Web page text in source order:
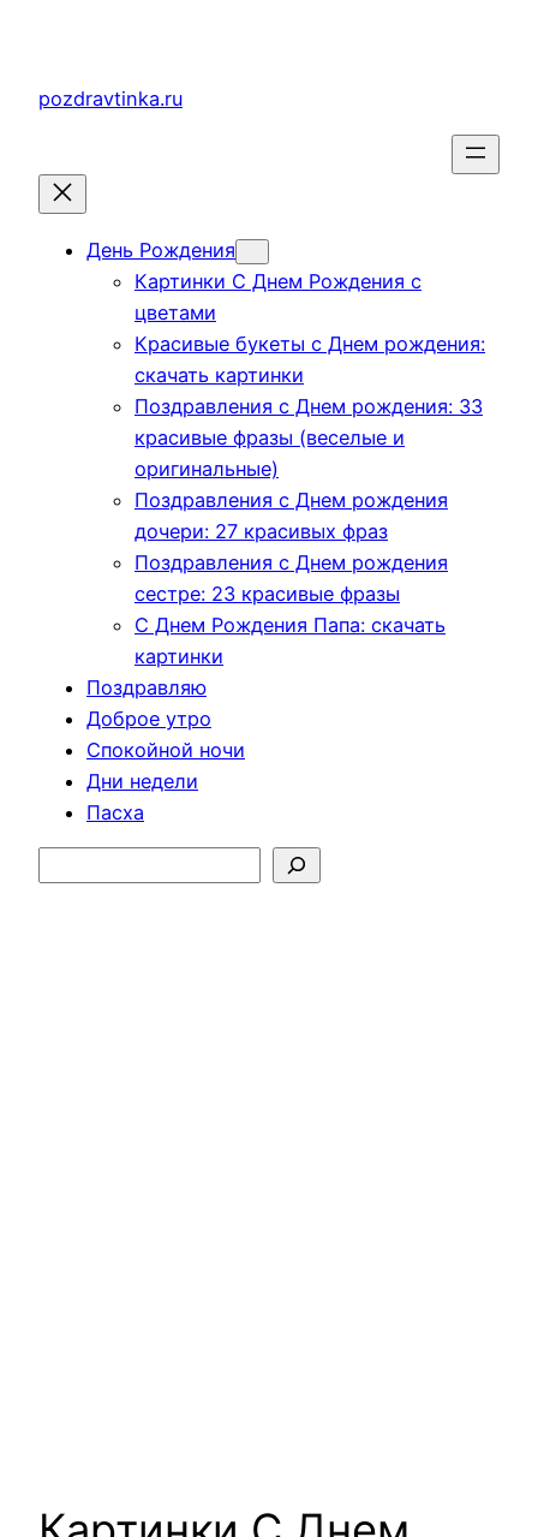
содержимому
pozdravtinka.ru
День Рождения
Картинки С Днем Рождения с
цветами
Красивые букеты с Днем рождения:
скачать картинки
Поздравления с Днем рождения: 33
красивые фразы (веселые и
оригинальные)
Поздравления с Днем рождения
дочери: 27 красивых фраз
Поздравления с Днем рождения
сестре: 23 красивые фразы
С Днем Рождения Папа: скачать
картинки
Поздравляю
Доброе утро
Спокойной ночи
Дни недели
Пасха